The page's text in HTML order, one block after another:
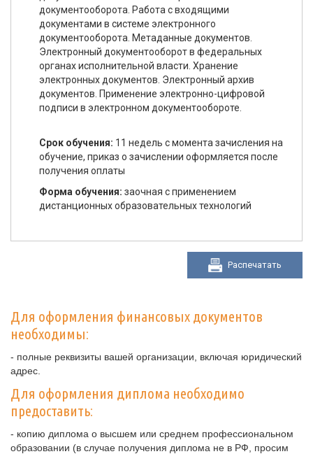
документооборота. Работа с входящими
документами в системе электронного
документооборота. Метаданные документов.
Электронный документооборот в федеральных
органах исполнительной власти. Хранение
электронных документов. Электронный архив
документов. Применение электронно-цифровой
подписи в электронном документообороте.
Срок обучения: 11 недель с момента зачисления на
обучение, приказ о зачислении оформляется после
получения оплаты
Форма обучения: заочная с применением
дистанционных образовательных технологий
Распечатать
Для оформления финансовых документов
необходимы:
- полные реквизиты вашей организации, включая юридический
адрес.
Для оформления диплома необходимо
предоставить:
- копию диплома о высшем или среднем профессиональном
образовании (в случае получения диплома не в РФ, просим